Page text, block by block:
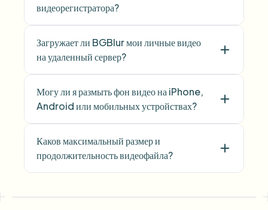
видеорегистратора?
Загружает ли BGBlur мои личные видео
на удаленный сервер?
Могу ли я размыть фон видео на iPhone,
Android или мобильных устройствах?
Каков максимальный размер и
продолжительность видеофайла?